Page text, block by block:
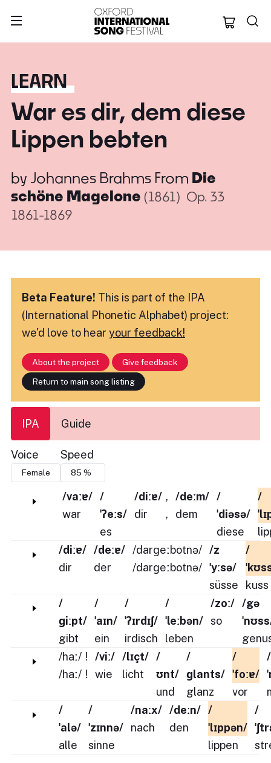
Oxford
LEARN
War es dir, dem diese
Lippen bebten
by Johannes Brahms From Die
schöne Magelone (1861) Op. 33
1861-1869
Beta Feature! This is part of the IPA
(International Phonetic Alphabet) project:
we'd love to hear your feedback!
About the project
Give feedback
Return to main song listing
IPA Guide
Voice Speed
/vaːɐ/
war
/
ˈʔeːs/
es
/diːɐ/
dir
,
,
/deːm/
dem
/
ˈdiəsə/
diese
/
/diːɐ/
dir
/deːɐ/
der
/darɡeːbotnə/
/darɡeːbotnə/
/z
ˈyːsə/
süsse
/
kuss
/
ɡiːpt/
gibt
/
ˈaɪn/
ein
/
ˈʔɪrdɪʃ/
irdisch
/
ˈleːbən/
leben
/zoː/
so
/gə
/haː/
/haː/
!
!
/viː/
wie
/lɪçt/
licht
/
ʊnt/
und
/
ɡlants/
glanz
/
ˈfoːɐ/
vor
/
/
ˈalə/
alle
/
ˈzɪnnə/
sinne
/naːx/
nach
/deːn/
den
/
ˈlɪppən/
lippen
/